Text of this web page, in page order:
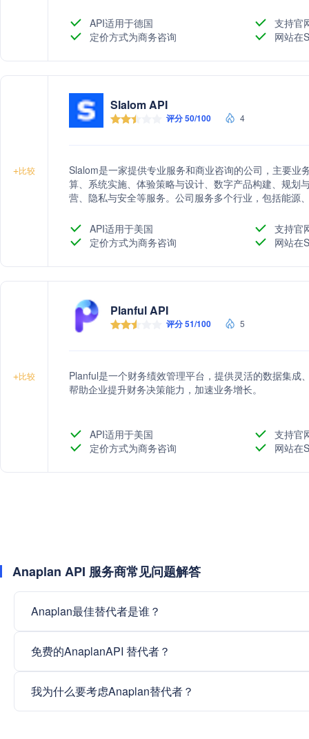
API适用于德国
支持官
定价方式为商务咨询
网站在
+比较
Slalom API
评分 50/100 4
Slalom是一家提供专业服务和商业咨询的公司，主要业
算、系统实施、体验策略与设计、数字产品构建、规划
营、隐私与安全等服务。公司服务多个行业，包括能源
API适用于美国
支持官
定价方式为商务咨询
网站在
+比较
Planful API
评分 51/100 5
Planful是一个财务绩效管理平台，提供灵活的数据集成
帮助企业提升财务决策能力，加速业务增长。
API适用于美国
支持官
定价方式为商务咨询
网站在
Anaplan API 服务商常见问题解答
Anaplan最佳替代者是谁？
免费的AnaplanAPI 替代者？
我为什么要考虑Anaplan替代者？